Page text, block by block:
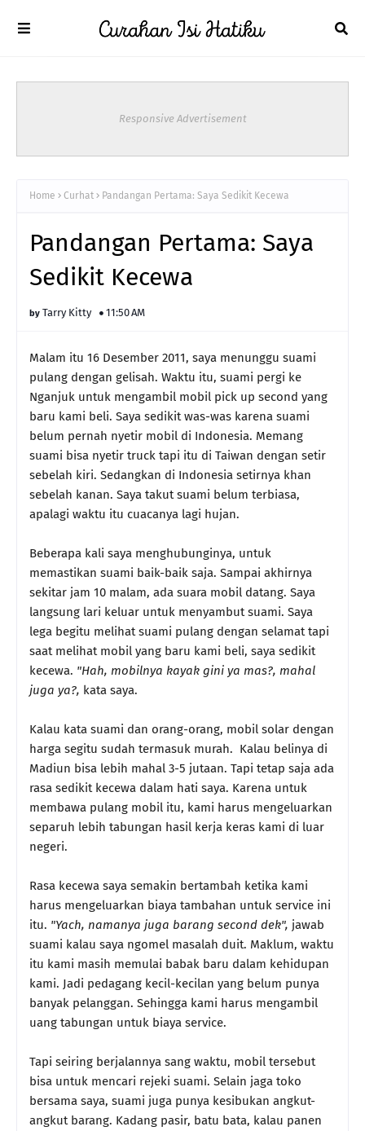
Responsive Advertisement
Home Curhat Pandangan Pertama: Saya Sedikit Kecewa
Pandangan Pertama: Saya
Sedikit Kecewa
Tarry Kitty 11:50 AM
Malam itu 16 Desember 2011, saya menunggu suami
pulang dengan gelisah. Waktu itu, suami pergi ke
Nganjuk untuk mengambil mobil pick up second yang
baru kami beli. Saya sedikit was-was karena suami
belum pernah nyetir mobil di Indonesia. Memang
suami bisa nyetir truck tapi itu di Taiwan dengan setir
sebelah kiri. Sedangkan di Indonesia setirnya khan
sebelah kanan. Saya takut suami belum terbiasa,
apalagi waktu itu cuacanya lagi hujan.
Beberapa kali saya menghubunginya, untuk
memastikan suami baik-baik saja. Sampai akhirnya
sekitar jam 10 malam, ada suara mobil datang. Saya
langsung lari keluar untuk menyambut suami. Saya
lega begitu melihat suami pulang dengan selamat tapi
saat melihat mobil yang baru kami beli, saya sedikit
kecewa. "Hah, mobilnya kayak gini ya mas?, mahal
juga ya?, kata saya.
Kalau kata suami dan orang-orang, mobil solar dengan
harga segitu sudah termasuk murah. Kalau belinya di
Madiun bisa lebih mahal 3-5 jutaan. Tapi tetap saja ada
rasa sedikit kecewa dalam hati saya. Karena untuk
membawa pulang mobil itu, kami harus mengeluarkan
separuh lebih tabungan hasil kerja keras kami di luar
negeri.
Rasa kecewa saya semakin bertambah ketika kami
harus mengeluarkan biaya tambahan untuk service ini
itu. "Yach, namanya juga barang second dek", jawab
suami kalau saya ngomel masalah duit. Maklum, waktu
itu kami masih memulai babak baru dalam kehidupan
kami. Jadi pedagang kecil-kecilan yang belum punya
banyak pelanggan. Sehingga kami harus mengambil
uang tabungan untuk biaya service.
Tapi seiring berjalannya sang waktu, mobil tersebut
bisa untuk mencari rejeki suami. Selain jaga toko
bersama saya, suami juga punya kesibukan angkut-
angkut barang. Kadang pasir, batu bata, kalau panen